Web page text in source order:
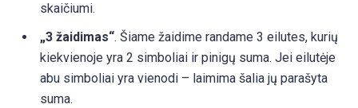
skaičiumi.
„3 žaidimas“. Šiame žaidime randame 3 eilutes, kurių
kiekvienoje yra 2 simboliai ir pinigų suma. Jei eilutėje
abu simboliai yra vienodi – laimima šalia jų parašyta
suma.